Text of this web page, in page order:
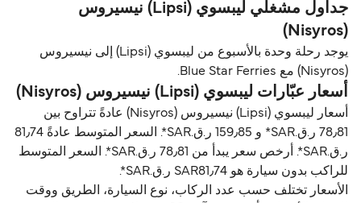
جداول مشغلي ليبسوي (Lipsi) نيسيروس
(Nisyros)
يوجد رحلة وحدة بالأسبوع من ليبسوي (Lipsi) إلى نيسيروس
(Nisyros) مع Blue Star Ferries.
أسعار عبّارات ليبسوي (Lipsi) نيسيروس (Nisyros)
أسعار ليبسوي (Lipsi) نيسيروس (Nisyros) عادةً تتراوح بين
78٫81 ر.ق.‏SAR* و 159٫85 ر.ق.‏SAR*. السعر المتوسط عادةً 81٫74
ر.ق.‏SAR*. أرخص سعر يبدأ من 78٫81 ر.ق.‏SAR*. السعر المتوسط
للراكب بدون سيارة هو SAR81٫74 ر.ق.‏SAR*.
الأسعار تختلف حسب عدد الركاب، نوع السيارة، الطريق ووقت